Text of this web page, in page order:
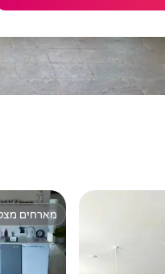
מארחים
מארחים